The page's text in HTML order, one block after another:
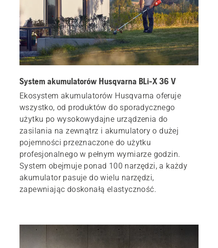
System akumulatorów Husqvarna BLi-X 36 V
Ekosystem akumulatorów Husqvarna oferuje
wszystko, od produktów do sporadycznego
użytku po wysokowydajne urządzenia do
zasilania na zewnątrz i akumulatory o dużej
pojemności przeznaczone do użytku
profesjonalnego w pełnym wymiarze godzin.
System obejmuje ponad 100 narzędzi, a każdy
akumulator pasuje do wielu narzędzi,
zapewniając doskonałą elastyczność.